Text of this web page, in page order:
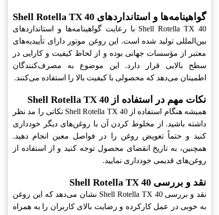
گواهینامه‌ها و استانداردهای Shell Rotella TX 40
Shell Rotella TX 40 با رعایت گواهینامه‌ها و استانداردهای
بین‌المللی تولید شده است. این روغن موتور دارای تأییدیه‌های
معتبر از مؤسسات جهانی بوده و از لحاظ کیفیت و کارایی در
سطح بالایی قرار دارد. این موضوع به مصرف‌کنندگان
اطمینان می‌دهد که محصولی با کیفیت بالا را استفاده می‌کنند.
نکات مهم در استفاده از Shell Rotella TX 40
همیشه هنگام استفاده از Shell Rotella TX 40 نکاتی را مد نظر
داشته باشید. از مخلوط کردن آن با روغن‌های دیگر خودداری
کنید و حتماً تعویض روغن را در فواصل معین انجام دهید.
همچنین، به تاریخ انقضای محصول توجه کنید و از استفاده از
روغن‌های قدیمی خودداری نمایید.
نقد و بررسی Shell Rotella TX 40
نقد و بررسی Shell Rotella TX 40 نشان می‌دهد که این روغن
به خوبی در عمل کارکرده و رضایت بالای کاربران را به همراه